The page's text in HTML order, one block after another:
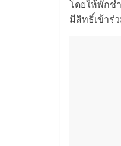
โดยให้พักช
มีสิทธิ์เข้าร่